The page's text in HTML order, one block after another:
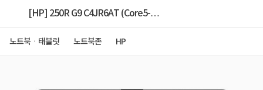
[HP] 250R G9 C4JR6AT (Core5-
노트북ㆍ태블릿 노트북존 HP